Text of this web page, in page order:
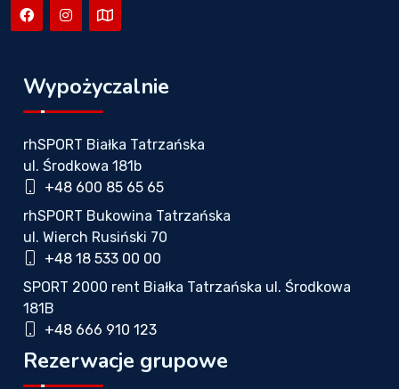
Wypożyczalnie
rhSPORT Białka Tatrzańska
ul. Środkowa 181b
+48 600 85 65 65
rhSPORT Bukowina Tatrzańska
ul. Wierch Rusiński 70
+48 18 533 00 00
SPORT 2000 rent Białka Tatrzańska ul. Środkowa
181B
+48 666 910 123
Rezerwacje grupowe